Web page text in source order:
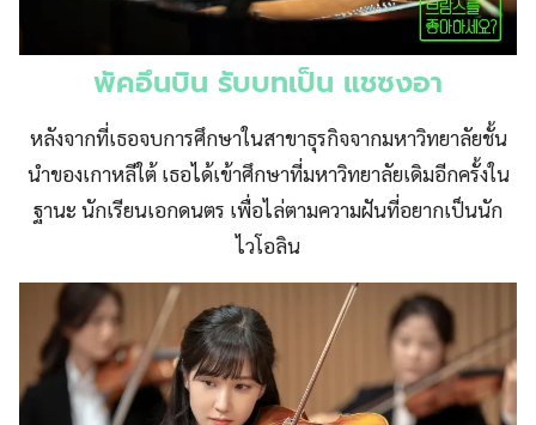
พัคอึนบิน รับบทเป็น แชซงอา
หลังจากที่เธอจบการศึกษาในสาขาธุรกิจจากมหาวิทยาลัยชั้น
นำของเกาหลีใต้ เธอได้เข้าศึกษาที่มหาวิทยาลัยเดิมอีกครั้งใน
ฐานะ นักเรียนเอกดนตร เพื่อไล่ตามความฝันที่อยากเป็นนัก
ไวโอลิน